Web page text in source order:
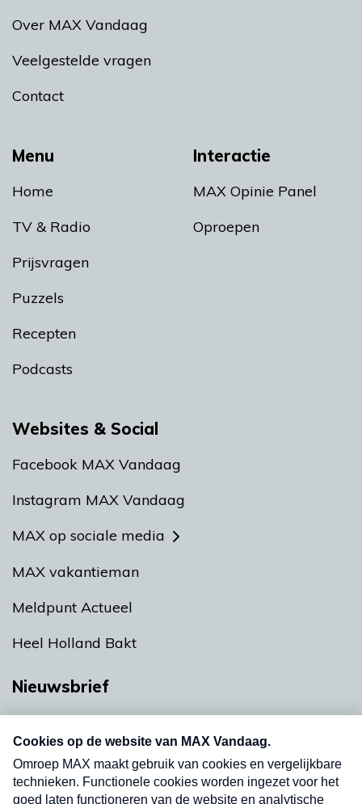
Menu
Home
TV & Radio
Prijsvragen
Puzzels
Recepten
Podcasts
Interactie
MAX Opinie Panel
Oproepen
Over MAX Vandaag
Veelgestelde vragen
Contact
Websites & Social
Facebook MAX Vandaag
Instagram MAX Vandaag
MAX op sociale media
MAX vakantieman
Meldpunt Actueel
Heel Holland Bakt
Nieuwsbrief
nieuwsbrief. Elke vrijdag- en dinsdagochtend in
uw mailbox.
Verzend